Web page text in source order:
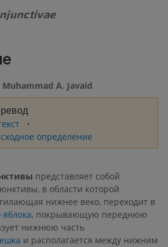
A. Javaid
определение
представляет собой
в области которой
нижнее веко, переходит в
, покрывающую переднюю
нижнюю часть
и располагается между нижним